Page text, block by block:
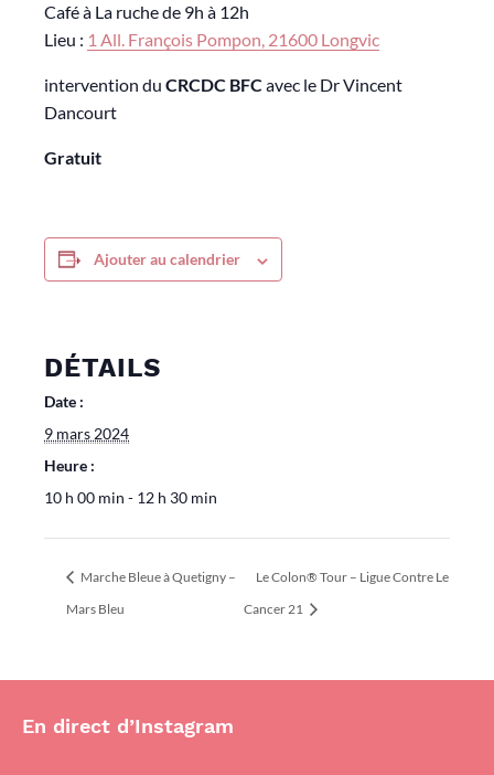
Café à La ruche de 9h à 12h
Lieu : 1 All. François Pompon, 21600 Longvic
intervention du CRCDC BFCavec le Dr Vincent
Dancourt
Gratuit
Ajouter au calendrier
DÉTAILS
Date :
9 mars 2024
Heure :
10 h 00 min - 12 h 30 min
Marche Bleue à Quetigny –
Mars Bleu
Le Colon® Tour – Ligue Contre Le
Cancer 21
En direct d’Instagram